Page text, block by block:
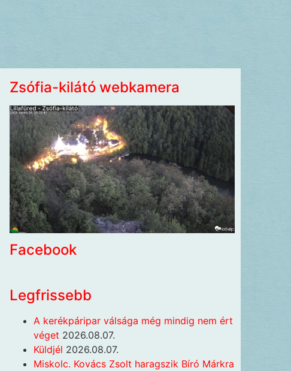
Zsófia-kilátó webkamera
Facebook
Legfrissebb
A kerékpáripar válsága még mindig nem ért
véget 2026.08.07.
Küldjél 2026.08.07.
Miskolc. Kovács Zsolt haragszik Bíró Márkra